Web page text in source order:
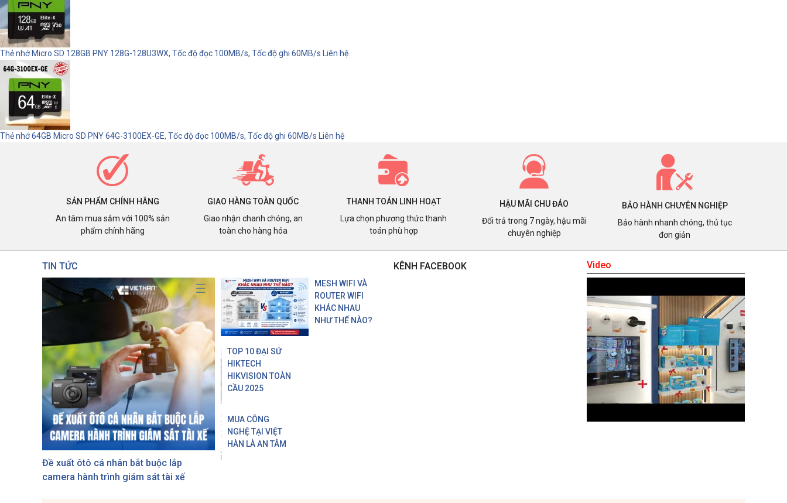
Thẻ nhớ Micro SD 128GB PNY 128G-128U3WX, Tốc độ đọc 100MB/s, Tốc độ ghi 60MB/s Liên hệ
Thẻ nhớ 64GB Micro SD PNY 64G-3100EX-GE, Tốc độ đọc 100MB/s, Tốc độ ghi 60MB/s Liên hệ
SẢN PHẨM CHÍNH HÃNG
An tâm mua sắm với 100% sản
phẩm chính hãng
GIAO HÀNG TOÀN QUỐC
Giao nhận chanh chóng, an
toàn cho hàng hóa
THANH TOÁN LINH HOẠT
Lựa chọn phương thức thanh
toán phù hợp
HẬU MÃI CHU ĐÁO
Đổi trả trong 7 ngày, hậu mãi
chuyên nghiệp
BẢO HÀNH CHUYÊN NGHIỆP
Bảo hành nhanh chóng, thủ tục
đơn giản
TIN TỨC
Đề xuất ôtô cá nhân bắt buộc lắp
camera hành trình giám sát tài xế
MESH WIFI VÀ
ROUTER WIFI
KHÁC NHAU
NHƯ THẾ NÀO?
TOP 10 ĐẠI SỨ
HIKTECH
HIKVISION TOÀN
CẦU 2025
MUA CÔNG
NGHỆ TẠI VIỆT
HÀN LÀ AN TÂM
KÊNH FACEBOOK Video